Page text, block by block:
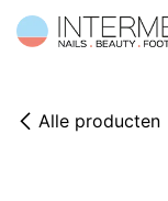
Overslaan naar
Alle producten